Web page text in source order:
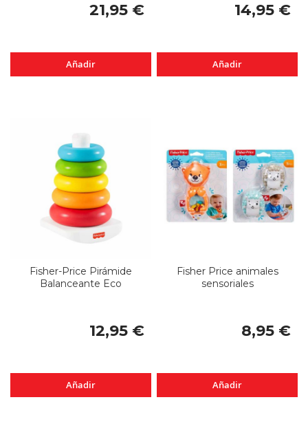
21,95 €
Añadir
14,95 €
Añadir
Fisher-Price Pirámide
Balanceante Eco
12,95 €
Añadir
Fisher Price animales
sensoriales
8,95 €
Añadir